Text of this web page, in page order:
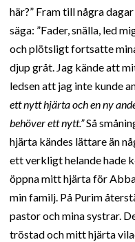
här?” Fram till några
säga: ”Fader, snälla, led
och plötsligt fortsatte
djup gråt. Jag kände att
ledsen att jag inte kunde
ett nytt hjärta och en ny
behöver ett nytt.”Så
hjärta kändes lättare än
ett verkligt helande hade
öppna mitt hjärta för
min familj. På Purim
pastor och mina systrar.
tröstad och mitt hjärta